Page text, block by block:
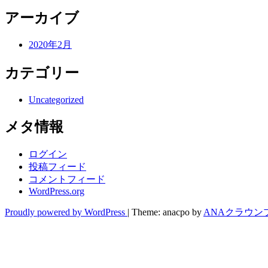
アーカイブ
2020年2月
カテゴリー
Uncategorized
メタ情報
ログイン
投稿フィード
コメントフィード
WordPress.org
Proudly powered by WordPress | Theme: anacpo by ANAクラウン